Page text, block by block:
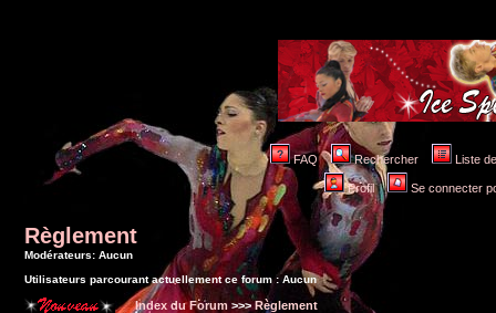
FAQ Rechercher Liste
Profil Se connecter
Règlement
Modérateurs: Aucun
Utilisateurs parcourant actuellement ce forum : Aucun
Index du Forum >>>Règlement